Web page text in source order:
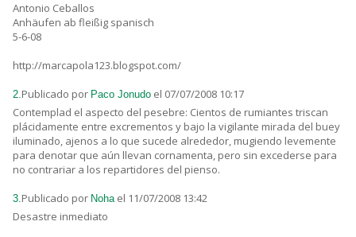
Antonio Ceballos
Anhäufen ab fleißig spanisch
5-6-08
http://marcapola123.blogspot.com/
2.Publicado por Paco Jonudo el 07/07/2008 10:17
Contemplad el aspecto del pesebre: Cientos de rumiantes triscan
plácidamente entre excrementos y bajo la vigilante mirada del buey
iluminado, ajenos a lo que sucede alrededor, mugiendo levemente
para denotar que aún llevan cornamenta, pero sin excederse para
no contrariar a los repartidores del pienso.
3.Publicado por Noha el 11/07/2008 13:42
Desastre inmediato